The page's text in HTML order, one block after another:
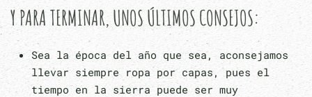
Y PARA TERMINAR, UNOS ÚLTIMOS CONSEJOS:
Sea la época del año que sea, aconsejamos
llevar siempre ropa por capas, pues el
tiempo en la sierra puede ser muy